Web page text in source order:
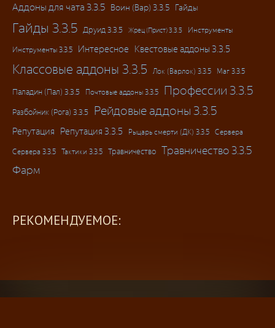
Аддоны для чата 3.3.5 Воин (Вар) 3.3.5 Гайды
Гайды 3.3.5 Друид 3.3.5 Жрец (Прист) 3.3.5 Инструменты
Инструменты 3.3.5 Интересное Квестовые аддоны 3.3.5
Классовые аддоны 3.3.5 Лок (Варлок) 3.3.5 Маг 3.3.5
Паладин (Пал) 3.3.5 Почтовые аддоны 3.3.5 Профессии 3.3.5
Разбойник (Рога) 3.3.5 Рейдовые аддоны 3.3.5
Репутация Репутация 3.3.5 Рыцарь смерти (ДК) 3.3.5 Сервера
Сервера 3.3.5 Тактики 3.3.5 Травничество Травничество 3.3.5
Фарм
РЕКОМЕНДУЕМОЕ: